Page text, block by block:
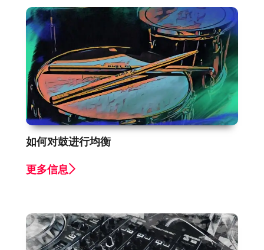
如何对鼓进行均衡
更多信息